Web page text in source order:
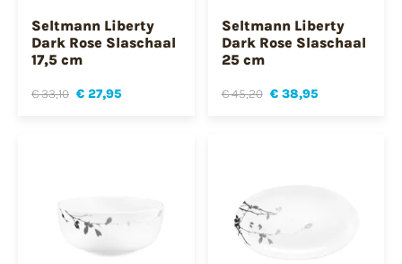
Seltmann Liberty
Dark Rose Slaschaal
17,5 cm
€ 33,10 € 27,95
Seltmann Liberty
Dark Rose Slaschaal
25 cm
€ 45,20 € 38,95